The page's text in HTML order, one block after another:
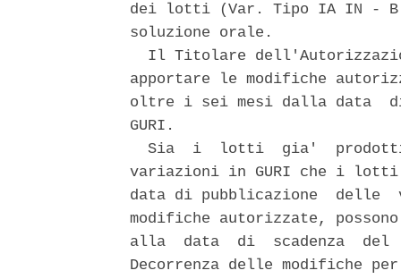
dei lotti (Var. Tipo IA IN -
soluzione orale.
Il Titolare
apportare le modifiche
oltre i sei mesi dalla data
GURI.
Sia  i  lotti  gia'
variazioni in GURI che i
data di pubblicazione  delle
modifiche autorizzate,
alla  data  di  scadenza
Decorrenza delle modifiche